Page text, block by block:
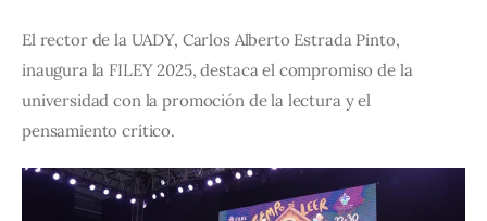
El rector de la UADY, Carlos Alberto Estrada Pinto,
inaugura la FILEY 2025, destaca el compromiso de la
universidad con la promoción de la lectura y el
pensamiento crítico.